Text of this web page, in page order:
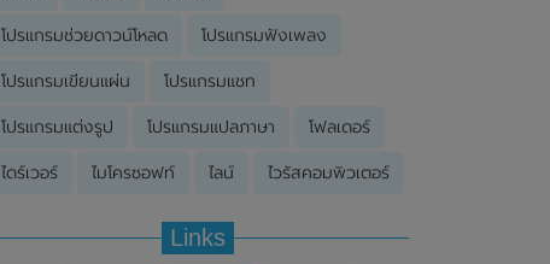
โปรแกรมช่วยดาวน์โหลด โปรแกรมฟังเพลง
โปรแกรมเขียนแผ่น โปรแกรมแชท
โปรแกรมแต่งรูป โปรแกรมแปลภาษา โฟลเดอร์
ไดร์เวอร์ ไมโครซอฟท์ ไลน์ ไวรัสคอมพิวเตอร์
Links